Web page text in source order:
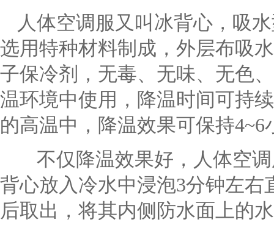
人体空调服又叫冰背心，吸
选用特种材料制成，外层布吸
子保冷剂，无毒、无味、无色
温环境中使用，降温时间可持
的高温中，降温效果可保持4~6
不仅降温效果好，人体空
背心放入冷水中浸泡3分钟左
后取出，将其内侧防水面上的